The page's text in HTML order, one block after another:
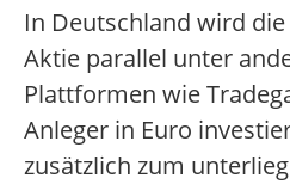
In Deutschland wird
Aktie parallel unter
Plattformen wie
Anleger in Euro
zusätzlich zum